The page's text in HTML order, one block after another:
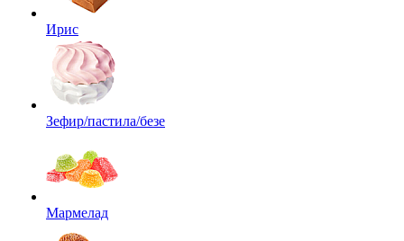
Ирис
Зефир/пастила/безе
Мармелад